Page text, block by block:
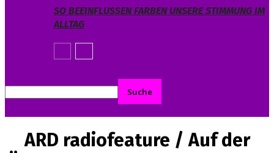
SO BEEINFLUSSEN FARBEN UNSERE STIMMUNG IM
ALLTAG
ARD radiofeature / Auf der